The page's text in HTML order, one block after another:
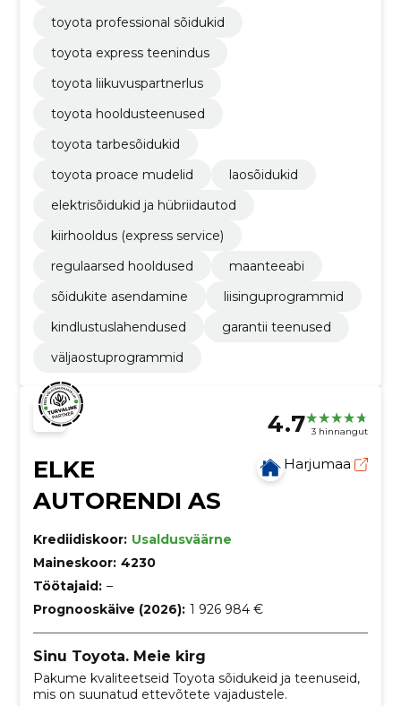
toyota professional sõidukid
toyota express teenindus
toyota liikuvuspartnerlus
toyota hooldusteenused
toyota tarbesõidukid
toyota proace mudelid
laosõidukid
elektrisõidukid ja hübriidautod
kiirhooldus (express service)
regulaarsed hooldused
maanteeabi
sõidukite asendamine
liisinguprogrammid
kindlustuslahendused
garantii teenused
väljaostuprogrammid
4.7 3 hinnangut
ELKE
AUTORENDI AS
Harjumaa
Krediidiskoor: Usaldusväärne
Maineskoor: 4230
Töötajaid: –
Prognooskäive (2026): 1 926 984 €
Sinu Toyota. Meie kirg
Pakume kvaliteetseid Toyota sõidukeid ja teenuseid,
mis on suunatud ettevõtete vajadustele.